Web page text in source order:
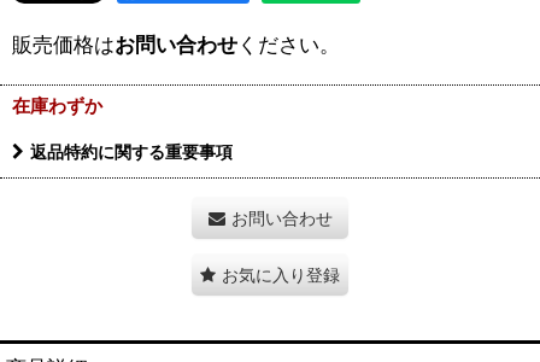
販売価格はお問い合わせください。
在庫わずか
返品特約に関する重要事項
お問い合わせ
お気に入り登録